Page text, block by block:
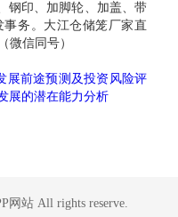
钢印、加脚轮、加盖、带
务。大江仓储笼厂家直
微信同号）
展前途预测及投资风险评
展的潜在能力分析
网站 All rights reserve.